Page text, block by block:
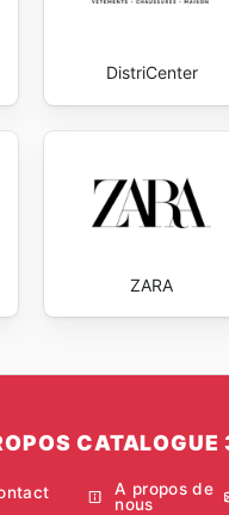
DistriCenter
ZARA
CATALOGUE
A propos de
nous